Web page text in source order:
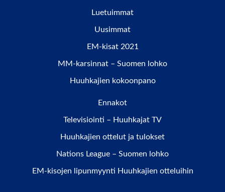
Luetuimmat
Uusimmat
EM-kisat 2021
MM-karsinnat – Suomen lohko
Huuhkajien kokoonpano
Ennakot
Televisiointi – Huuhkajat TV
Huuhkajien ottelut ja tulokset
Nations League – Suomen lohko
EM-kisojen lipunmyynti Huuhkajien otteluihin